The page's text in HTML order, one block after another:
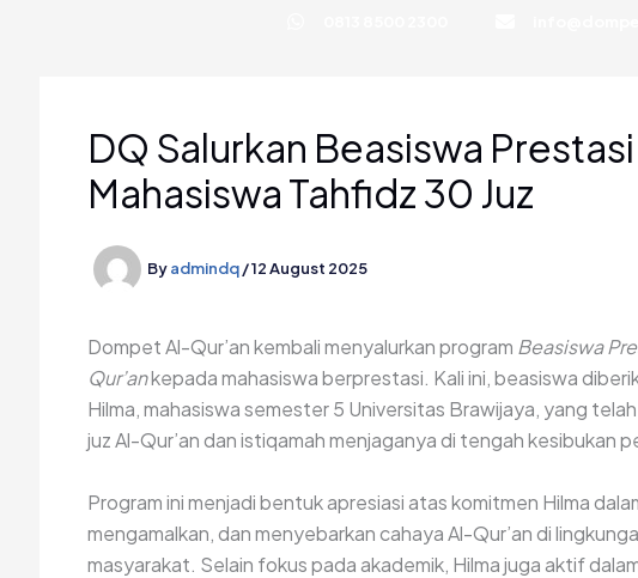
DQ Salurkan Beasiswa
Mahasiswa Tahfidz 30 Juz
Byadmindq/12 August 2025
Dompet Al-Qur’an kembali menyalurkan program Beasiswa
Qur’ankepada mahasiswa berprestasi. Kali ini, beasiswa
Hilma, mahasiswa semester 5 Universitas Brawijaya, yang
juz Al-Qur’an dan istiqamah menjaganya di tengah kesibukan
Program ini menjadi bentuk apresiasi atas komitmen Hilma
mengamalkan, dan menyebarkan cahaya Al-Qur’an di
masyarakat. Selain fokus pada akademik, Hilma juga aktif